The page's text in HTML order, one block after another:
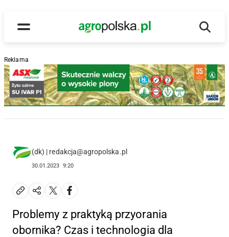
Menu
Main Logo
Reklama
(dk) | redakcja@agropolska.pl
30.01.2023 9:20
Problemy z praktyką przyorania
obornika? Czas i technologia dla